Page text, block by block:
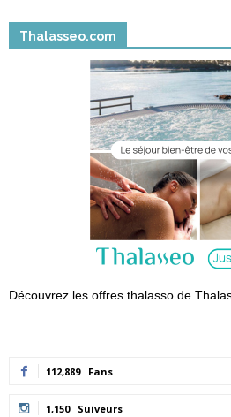
Thalasseo.com
Découvrez les offres thalasso de
112,889 Fans
1,150 Suiveurs